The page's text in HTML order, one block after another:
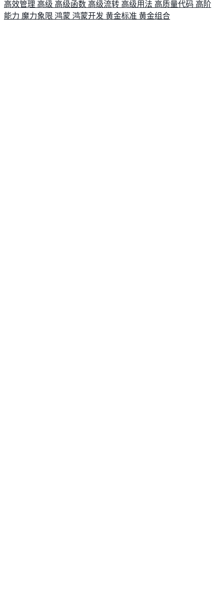
高效管理 高级 高级函数 高级流转 高级用法 高质量代码 高阶
能力 魔力象限 鸿蒙 鸿蒙开发 黄金标准 黄金组合